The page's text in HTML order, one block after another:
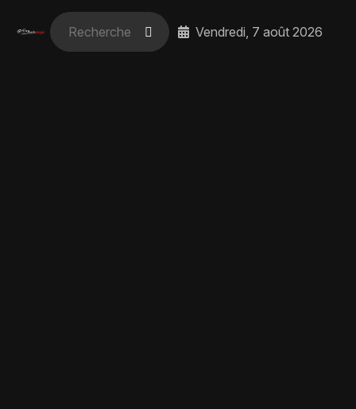
Vendredi, 7 août 2026